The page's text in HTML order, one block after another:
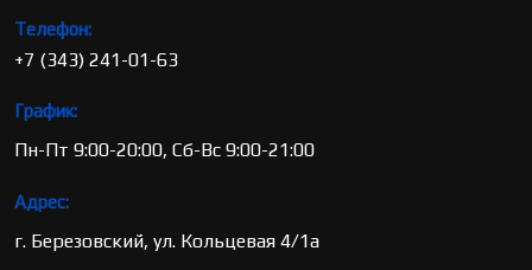
Телефон:
+7 (343) 241-01-63
График:
Пн-Пт 9:00-20:00, Сб-Вс 9:00-21:00
Адрес:
г. Березовский, ул. Кольцевая 4/1а